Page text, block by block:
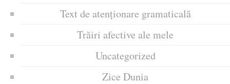
Text de atenționare gramaticală
Trăiri afective ale mele
Uncategorized
Zice Dunia